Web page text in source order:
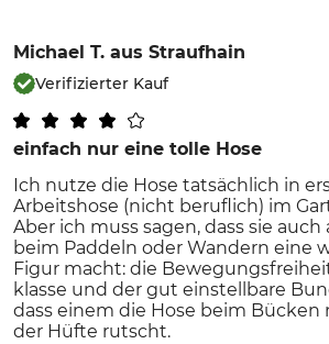
Michael T. aus Straufhain
Verifizierter Kauf
einfach nur eine tolle Hose
Ich nutze die Hose tatsächlich in
Arbeitshose (nicht beruflich) im
Aber ich muss sagen, dass sie
beim Paddeln oder Wandern eine
Figur macht: die
klasse und der gut einstellbare
dass einem die Hose beim Bücken
der Hüfte rutscht.